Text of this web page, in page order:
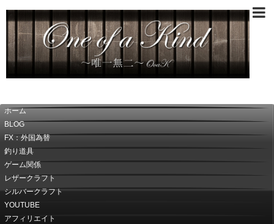
ホーム
BLOG
FX：外国為替
釣り道具
ゲーム関係
レザークラフト
シルバークラフト
YOUTUBE
アフィリエイト